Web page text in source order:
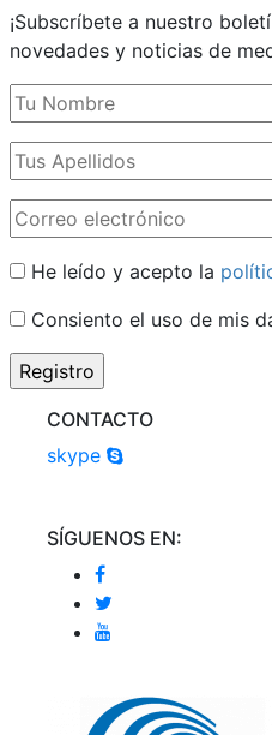
¡Subscríbete a nuestro
novedades y noticias de
He leído y acepto la
Consiento el uso de mis
CONTACTO
skype
SÍGUENOS EN: